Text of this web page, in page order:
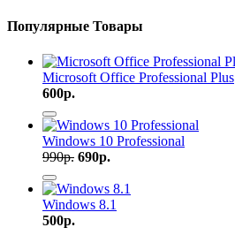
Популярные Товары
Microsoft Office Professional Plus
600р.
Windows 10 Professional
990р. 690р.
Windows 8.1
500р.